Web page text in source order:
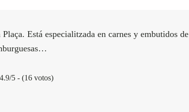
Está especialitzada en carnes y embutidos de
4.9/5 - (16 votos)